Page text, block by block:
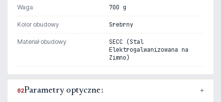
Waga 700 g
Kolor obudowy Srebrny
Materiał obudowy
SECC (Stal
Elektrogalwanizowana na
Zimno)
02Parametry optyczne1